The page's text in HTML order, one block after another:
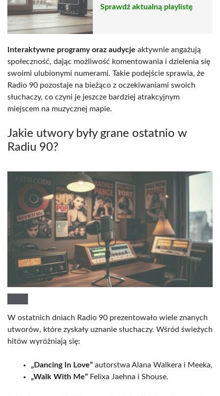
Sprawdź aktualną playlistę
Interaktywne programy oraz audycje aktywnie angażują
społeczność, dając możliwość komentowania i dzielenia się
swoimi ulubionymi numerami. Takie podejście sprawia, że
Radio 90 pozostaje na bieżąco z oczekiwaniami swoich
słuchaczy, co czyni je jeszcze bardziej atrakcyjnym
miejscem na muzycznej mapie.
Jakie utwory były grane ostatnio w
Radiu 90?
W ostatnich dniach Radio 90 prezentowało wiele znanych
utworów, które zyskały uznanie słuchaczy. Wśród świeżych
hitów wyróżniają się:
„Dancing In Love” autorstwa Alana Walkera i Meeka,
„Walk With Me” Felixa Jaehna i Shouse.